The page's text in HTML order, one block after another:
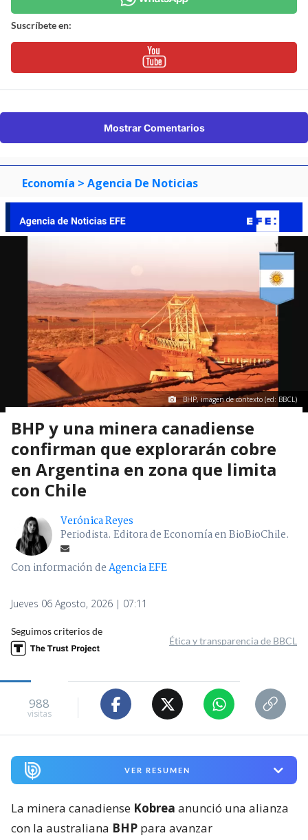
Suscríbete en:
Mostrar Comentarios
Economía > Agencia De Noticias
BHP, imagen de contexto (ed: BBCL)
BHP y una minera canadiense
confirman que explorarán cobre
en Argentina en zona que limita
con Chile
Verónica Reyes
Periodista. Editora de Economía en BioBioChile.
Con información deAgencia EFE
Jueves 06 Agosto, 2026 | 07:11
Seguimos criterios de
Ética y transparencia de BBCL
988
visitas
VER RESUMEN
La minera canadiense Kobrea anunció una alianza
con la australiana BHP para avanzar